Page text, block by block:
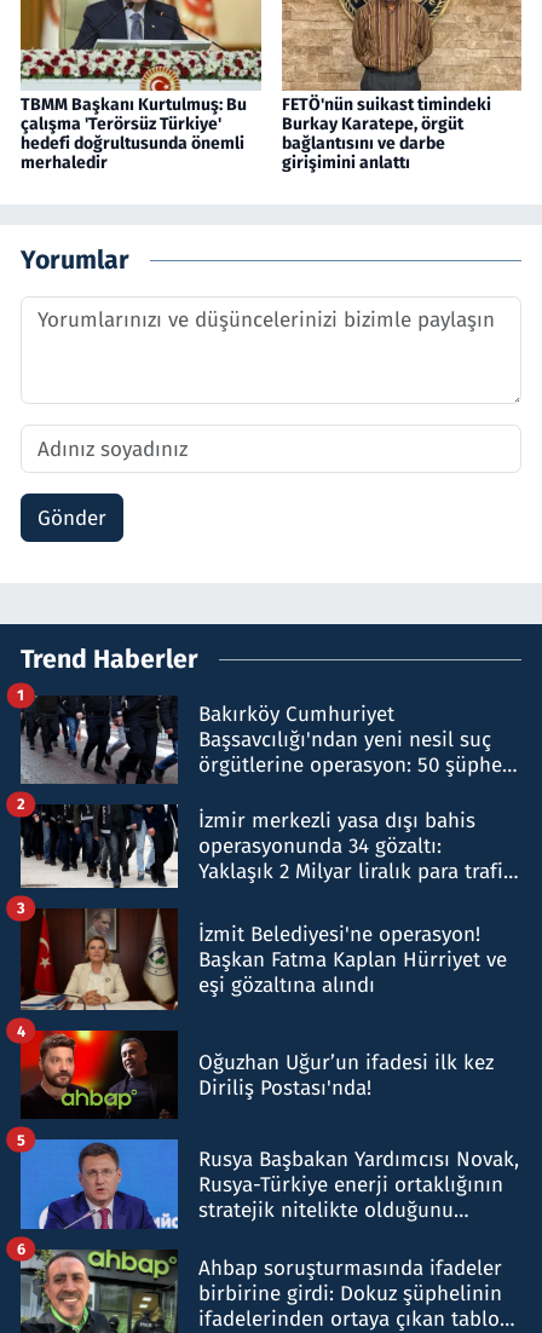
TBMM Başkanı Kurtulmuş: Bu
çalışma 'Terörsüz Türkiye'
hedefi doğrultusunda önemli
merhaledir
FETÖ'nün suikast timindeki
Burkay Karatepe, örgüt
bağlantısını ve darbe
girişimini anlattı
Yorumlar
Gönder
Trend Haberler
Bakırköy Cumhuriyet
Başsavcılığı'ndan yeni nesil suç
örgütlerine operasyon: 50 şüpheli
1
İzmir merkezli yasa dışı bahis
operasyonunda 34 gözaltı:
Yaklaşık 2 Milyar liralık para trafiği
2
İzmit Belediyesi'ne operasyon!
Başkan Fatma Kaplan Hürriyet ve
eşi gözaltına alındı
3
Oğuzhan Uğur’un ifadesi ilk kez
Diriliş Postası'nda!
4
Rusya Başbakan Yardımcısı Novak,
Rusya-Türkiye enerji ortaklığının
stratejik nitelikte olduğunu
5
Ahbap soruşturmasında ifadeler
birbirine girdi: Dokuz şüphelinin
ifadelerinden ortaya çıkan tablo
6